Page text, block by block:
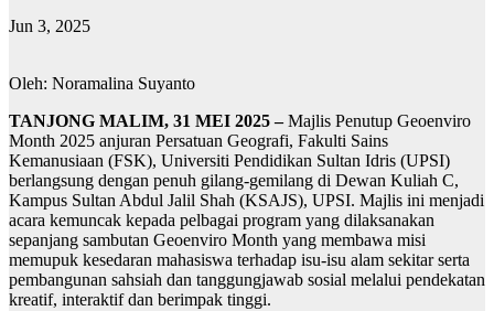
Jun 3, 2025
Oleh: Noramalina Suyanto
TANJONG MALIM, 31 MEI 2025 –Majlis Penutup Geoenviro
Month 2025 anjuran Persatuan Geografi, Fakulti Sains
Kemanusiaan (FSK), Universiti Pendidikan Sultan Idris (UPSI)
berlangsung dengan penuh gilang-gemilang di Dewan Kuliah C,
Kampus Sultan Abdul Jalil Shah (KSAJS), UPSI. Majlis ini menjadi
acara kemuncak kepada pelbagai program yang dilaksanakan
sepanjang sambutan Geoenviro Month yang membawa misi
memupuk kesedaran mahasiswa terhadap isu-isu alam sekitar serta
pembangunan sahsiah dan tanggungjawab sosial melalui pendekatan
kreatif, interaktif dan berimpak tinggi.